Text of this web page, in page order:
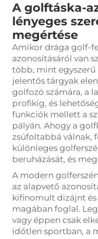
A golftáska-
lényeges
megértése
Amikor drága golf-
azonosításáról van
több, mint egyszerű
jelentős tárgyak
golfozó számára, a
profikig, és
funkciók mellett a
pályán. Ahogy a
zsúfoltabbá válnak,
különleges
beruházását, és
A modern
az alapvető
kifinomult dizájnt
magában foglal.
vagy éppen csak
időtlen sportban, a